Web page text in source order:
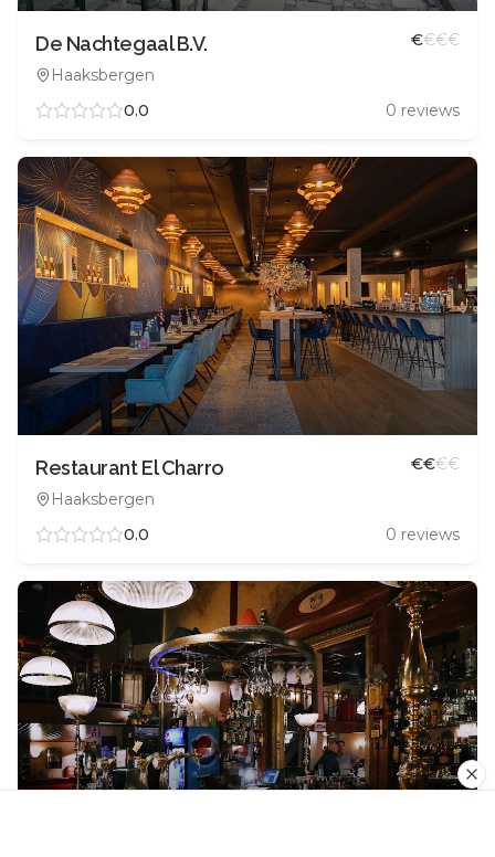
De Nachtegaal B.V.
Haaksbergen
€€€€
0.0 0 reviews
Restaurant El Charro
Haaksbergen
€€€€
0.0 0 reviews